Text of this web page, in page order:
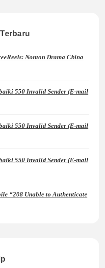
Nonton Drama China
550 Invalid Sender (E-mail
550 Invalid Sender (E-mail
550 Invalid Sender (E-mail
“208 Unable to Authenticate